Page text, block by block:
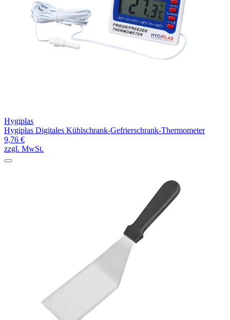
Hygiplas
Hygiplas Digitales Kühlschrank-Gefrierschrank-Thermometer
9,76 €
zzgl. MwSt.